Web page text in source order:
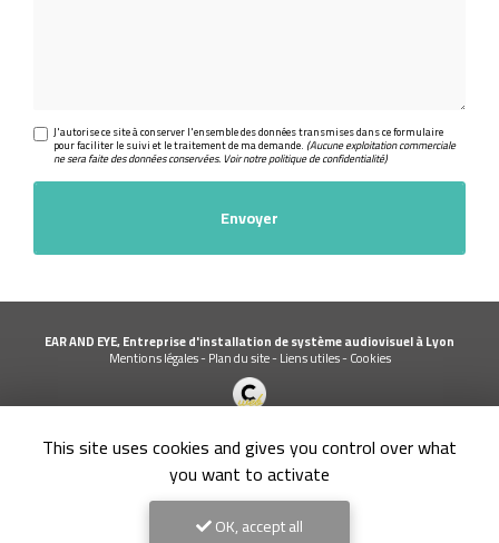
J'autorise ce site à conserver l'ensemble des données transmises dans ce formulaire
pour faciliter le suivi et le traitement de ma demande. (Aucune exploitation commerciale
ne sera faite des données conservées. Voir notrepolitique de confidentialité)
EAR AND EYE, Entreprise d'installation de système audiovisuel à Lyon
Mentions légales-Plan du site-Liens utiles-Cookies
Demande de Devis
This site uses cookies and gives you control over what
you want to activate
OK, accept all